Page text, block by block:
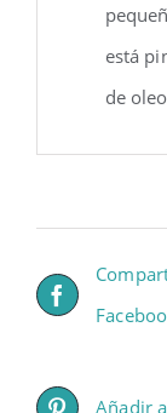
está
de
Añadir